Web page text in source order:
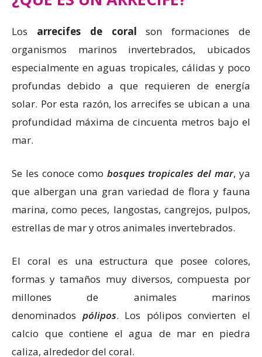
Los arrecifes de coral son formaciones de
organismos marinos invertebrados, ubicados
especialmente en aguas tropicales, cálidas y poco
profundas debido a que requieren de energía
solar. Por esta razón, los arrecifes se ubican a una
profundidad máxima de cincuenta metros bajo el
mar.
Se les conoce como bosques tropicales del mar, ya
que albergan una gran variedad de flora y fauna
marina, como peces, langostas, cangrejos, pulpos,
estrellas de mar y otros animales invertebrados.
El coral es una estructura que posee colores,
formas y tamaños muy diversos, compuesta por
millones de animales marinos
denominados pólipos. Los pólipos convierten el
calcio que contiene el agua de mar en piedra
caliza, alrededor del coral.